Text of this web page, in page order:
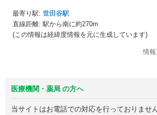
最寄り駅: 世田谷駅
直線距離: 駅から南に約270m
(この情報は経緯度情報を元に生成しています)
情
医療機関・薬局 の方へ
当サイトはお電話での対応を行っておりません